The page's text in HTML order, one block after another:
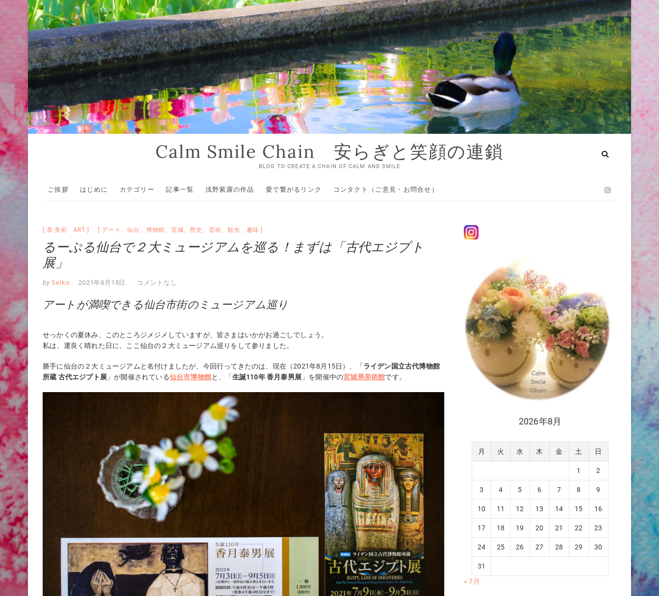
Calm Smile Chain 安らぎと笑顔の連鎖
BLOG TO CREATE A CHAIN OF CALM AND SMILE
Instagram
ご挨拶 はじめに カテゴリー 記事一覧 浅野紫露の作品 愛で繋がるリンク コンタクト（ご意見・お問合せ）
⑧ 美術 ART アート 、仙台 、 博物館、 宮城、 歴史 、 芸術、観光、 趣味
るーぷる仙台で２大ミュージアムを巡る！まずは「古代エジプト
展」
by Seiko 2021年8月15日 コメントなし
アートが満喫できる仙台市街のミュージアム巡り
せっかくの夏休み、このところジメジメしていますが、皆さまはいかがお過ごしでしょう。
私は、運良く晴れた日に、ここ仙台の２大ミュージアム巡りをして参りました。
勝手に仙台の２大ミュージアムと名付けましたが、今回行ってきたのは、現在（2021年8月15日）、「ライデン国立古代博物館
所蔵 古代エジプト展 」が開催されている仙台市博物館と、「生誕110年 香月泰男展 」を開催中の宮城県美術館です。
2026年8月
月 火 水 木 金 土 日
1 2
3 4 5 6 7 8 9
10 11 12 13 14 15 16
17 18 19 20 21 22 23
24 25 26 27 28 29 30
31
« 7月